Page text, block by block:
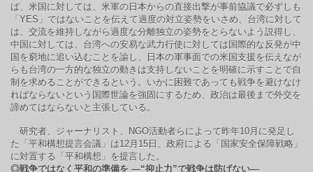
ば、米国に対しては、米軍の日本からの直接出撃が事前協議で必ずしも
「YES」ではないことを伝えて過度の対立姿勢をいさめ、台湾に対して
は、交流を維持しながら過度な分離独立の姿勢をとらないよう説得し、
中国に対しては、台湾への安易な武力行使に対しては国際的な反発が中
国を窮地に追い込むことを諭し、日本の軍事面での米国支援を伝えなが
らも台湾の一方的な独立の動きは支持しないことを明確に示すことで自
制を求めることができるという。いかに困難であっても戦争を避けなけ
ればならないという国際世論を強固にするため、政治は最後まで外交を
諦めてはならないと主張している。
研究者、ジャーナリスト、NGO活動者らによって昨年10月に発足し
た「平和構想提言会議」は12月15日、政府による「国家安全保障戦略」
に対置する「平和構想」を提言した。
◎戦争ではなく平和の準備を ―“抑止力”で戦争は防げない―